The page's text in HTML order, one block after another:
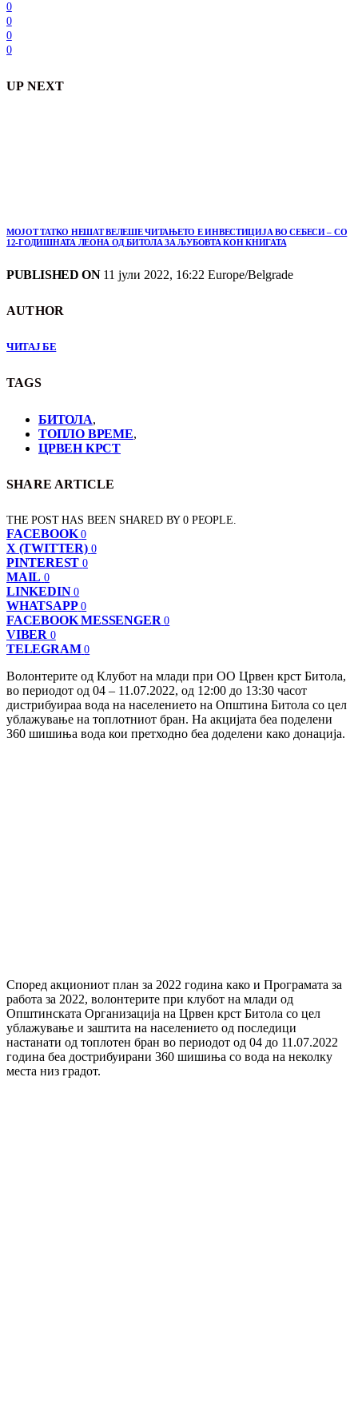
0
0
0
0
UP NEXT
МОЈОТ ТАТКО НЕШАТ ВЕЛЕШЕ ЧИТАЊЕТО Е ИНВЕСТИЦИЈА ВО СЕБЕСИ – СО
12-ГОДИШНАТА ЛЕОНА ОД БИТОЛА ЗА ЉУБОВТА КОН КНИГАТА
PUBLISHED ON11 јули 2022, 16:22 Europe/Belgrade
AUTHOR
ЧИТАЈ БЕ
TAGS
БИТОЛА,
ТОПЛО ВРЕМЕ,
ЦРВЕН КРСТ
SHARE ARTICLE
THE POST HAS BEEN SHARED BY0 PEOPLE.
FACEBOOK 0
X (TWITTER) 0
PINTEREST 0
MAIL 0
LINKEDIN 0
WHATSAPP 0
FACEBOOK MESSENGER 0
VIBER 0
TELEGRAM 0
Волонтерите од Клубот на млади при ОО Црвен крст Битола,
во периодот од 04 – 11.07.2022, од 12:00 до 13:30 часот
дистрибуираа вода на населението на Општина Битола со цел
ублажување на топлотниот бран. На акцијата беа поделени
360 шишиња вода кои претходно беа доделени како донација.
Според акциониот план за 2022 година како и Програмата за
работа за 2022, волонтерите при клубот на млади од
Општинската Организација на Црвен крст Битола со цел
ублажување и заштита на населението од последици
настанати од топлотен бран во периодот од 04 до 11.07.2022
година беа дострибуирани 360 шишиња со вода на неколку
места низ градот.